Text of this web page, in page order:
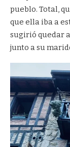
pueblo. Total,
que ella iba a
sugirió quedar
junto a su